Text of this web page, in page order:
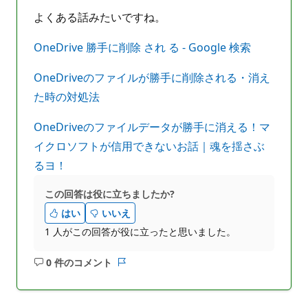
よくある話みたいですね。
OneDrive 勝手に削除 され る - Google 検索
OneDriveのファイルが勝手に削除される・消え
た時の対処法
OneDriveのファイルデータが勝手に消える！マ
イクロソフトが信用できないお話｜魂を揺さぶ
るヨ！
この回答は役に立ちましたか?
はい
いいえ
1 人がこの回答が役に立ったと思いました。
0 件のコメント
コ